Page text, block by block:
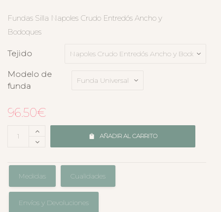
Fundas Silla Napoles Crudo Entredós Ancho y
Bodoques
Tejido
Modelo de
funda
96.50€
AÑADIR AL CARRITO
Medidas Cualidades
Envíos y Devoluciones